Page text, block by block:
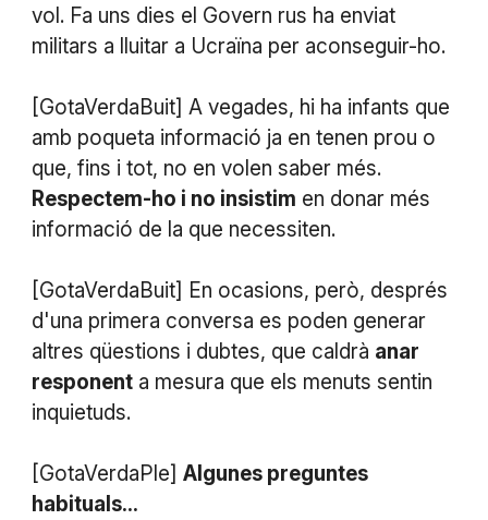
vol. Fa uns dies el Govern rus ha enviat
militars a lluitar a Ucraïna per aconseguir-ho.
[GotaVerdaBuit] A vegades, hi ha infants que
amb poqueta informació ja en tenen prou o
que, fins i tot, no en volen saber més.
Respectem-ho i no insistim en donar més
informació de la que necessiten.
[GotaVerdaBuit] En ocasions, però, després
d'una primera conversa es poden generar
altres qüestions i dubtes, que caldrà anar
responenta mesura que els menuts sentin
inquietuds.
[GotaVerdaPle] Algunes preguntes
habituals...